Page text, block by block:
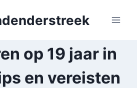
op 19 jaar in
en vereisten